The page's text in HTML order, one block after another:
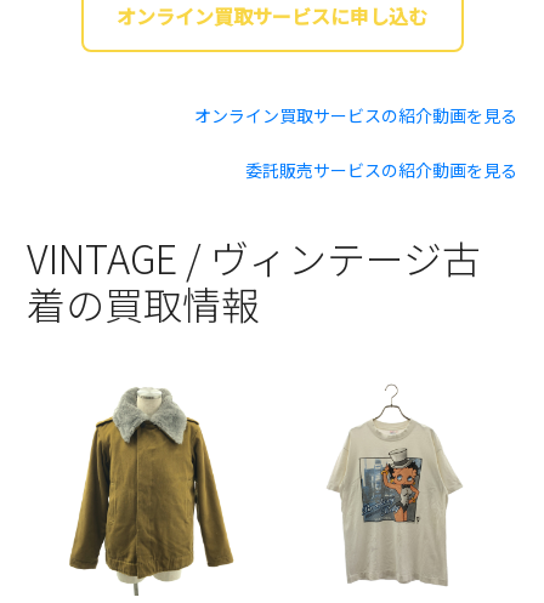
オンライン買取サービスに申し込む
オンライン買取サービスの紹介動画を見る
委託販売サービスの紹介動画を見る
VINTAGE / ヴィンテージ古
着の買取情報